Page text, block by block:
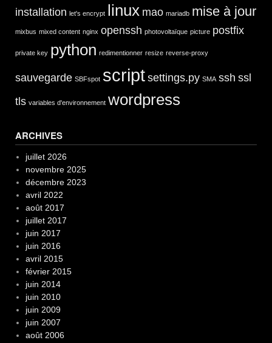
installation let's encrypt linux mao mariadb mise à jour
mixbus mixed content nginx openssh photovoltaïque picture postfix
private key python redimentionner resize reverse-proxy
sauvegarde SBFspot script settings.py SMA ssh ssl
tls variables d'environnement wordpress
ARCHIVES
juillet 2026
novembre 2025
décembre 2023
avril 2022
août 2017
juillet 2017
juin 2017
juin 2016
avril 2015
février 2015
juin 2014
juin 2010
juin 2009
juin 2007
août 2006